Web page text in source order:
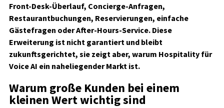
Front-Desk-Überlauf, Concierge-Anfragen,
Restaurantbuchungen, Reservierungen, einfache
Gästefragen oder After-Hours-Service. Diese
Erweiterung ist nicht garantiert und bleibt
zukunftsgerichtet, sie zeigt aber, warum Hospitality für
Voice AI ein naheliegender Markt ist.
Warum große Kunden bei einem
kleinen Wert wichtig sind